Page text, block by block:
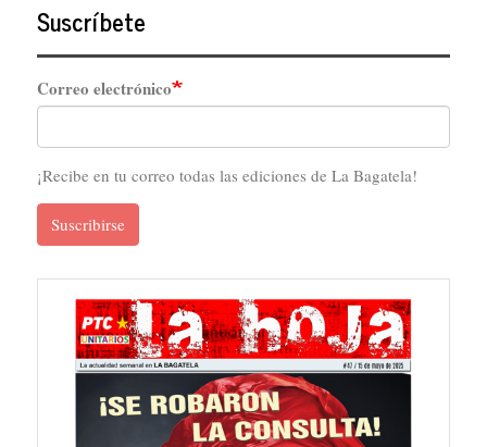
Suscríbete
Correo electrónico
¡Recibe en tu correo todas las ediciones de La Bagatela!
Suscribirse